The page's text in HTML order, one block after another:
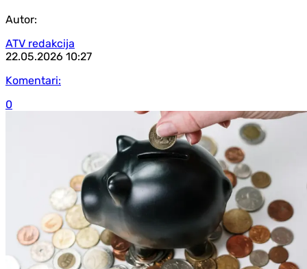
Autor:
ATV redakcija
22.05.2026 10:27
Komentari:
0